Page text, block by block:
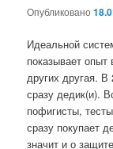
Опубликовано
Идеальной
показывает
других другая.
сразу дедик(и).
пофигисты,
сразу покупает
значит и о